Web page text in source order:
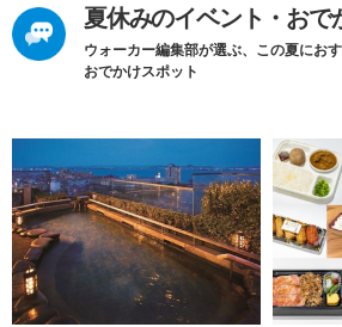
夏休みのイベント・おで
ウォーカー編集部が選ぶ、この夏にお
おでかけスポット